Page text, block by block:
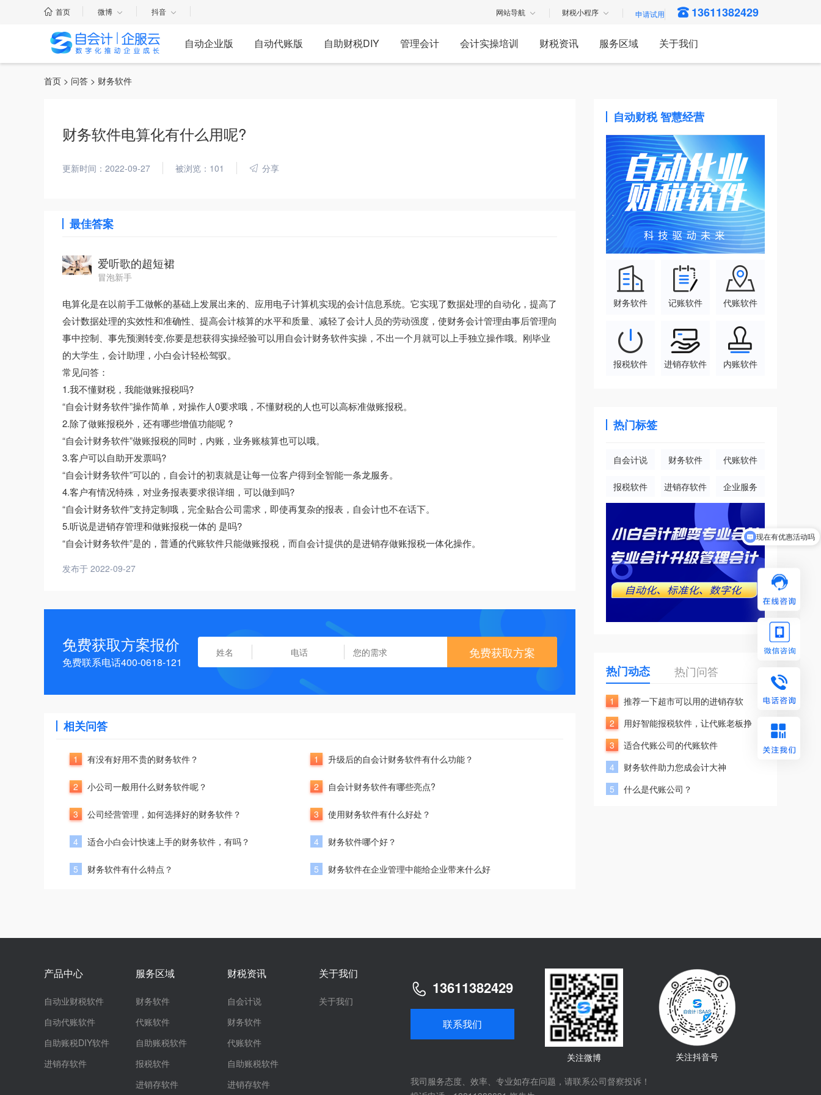
首页 微博 抖音 网站导航 财税小程序 13611382429
自动企业版 自动代账版 自助财税DIY 管理会计 会计实操培训 财税资讯 服务区域 关于我们
首页 > 问答 > 财务软件
财务软件电算化有什么用呢?
更新时间：2022-09-27 被浏览：101 分享
最佳答案
爱听歌的超短裙
冒泡新手
电算化是在以前手工做帐的基础上发展出来的、应用电子计算机实现的会计信息系统。它实现了数据处理的自动化，提高了
会计数据处理的实效性和准确性、提高会计核算的水平和质量、减轻了会计人员的劳动强度，使财务会计管理由事后管理向
事中控制、事先预测转变,你要是想获得实操经验可以用自会计财务软件实操，不出一个月就可以上手独立操作哦。刚毕业
的大学生，会计助理，小白会计轻松驾驭。
常见问答：
1.我不懂财税，我能做账报税吗?
“自会计财务软件”操作简单，对操作人0要求哦，不懂财税的人也可以高标准做账报税。
2.除了做账报税外，还有哪些增值功能呢 ?
“自会计财务软件”做账报税的同时，内账，业务账核算也可以哦。
3.客户可以自助开发票吗?
“自会计财务软件”可以的，自会计的初衷就是让每一位客户得到全智能一条龙服务。
4.客户有情况特殊，对业务报表要求很详细，可以做到吗?
“自会计财务软件”支持定制哦，完全贴合公司需求，即使再复杂的报表，自会计也不在话下。
5.听说是进销存管理和做账报税一体的 是吗?
“自会计财务软件”是的，普通的代账软件只能做账报税，而自会计提供的是进销存做账报税一体化操作。
发布于 2022-09-27
免费获取方案报价
免费联系电话400-0618-121
免费获取方案
相关问答
1 有没有好用不贵的财务软件？
2 小公司一般用什么财务软件呢？
3 公司经营管理，如何选择好的财务软件？
4 适合小白会计快速上手的财务软件，有吗？
5 财务软件有什么特点？
1 升级后的自会计财务软件有什么功能？
2 自会计财务软件有哪些亮点?
3 使用财务软件有什么好处？
4 财务软件哪个好？
5 财务软件在企业管理中能给企业带来什么好
自动财税 智慧经营
财务软件 记账软件 代账软件
报税软件 进销存软件 内账软件
热门标签
自会计说 财务软件 代账软件
报税软件 进销存软件 企业服务
热门动态 热门问答
1
推荐一下超市可以用的进销存软
2
用好智能报税软件，让代账老板挣
3
适合代账公司的代账软件
4
财务软件助力您成会计大神
5
什么是代账公司？
产品中心
自动业财税软件
自动代账软件
自助账税DIY软件
进销存软件
服务区域
财务软件
代账软件
自助账税软件
报税软件
进销存软件
财税资讯
自会计说
财务软件
代账软件
自助账税软件
进销存软件
关于我们
关于我们
13611382429
联系我们
关注微博
关注抖音号
我司服务态度、效率、专业如存在问题，请联系公司督察投诉！
现在有优惠活动吗